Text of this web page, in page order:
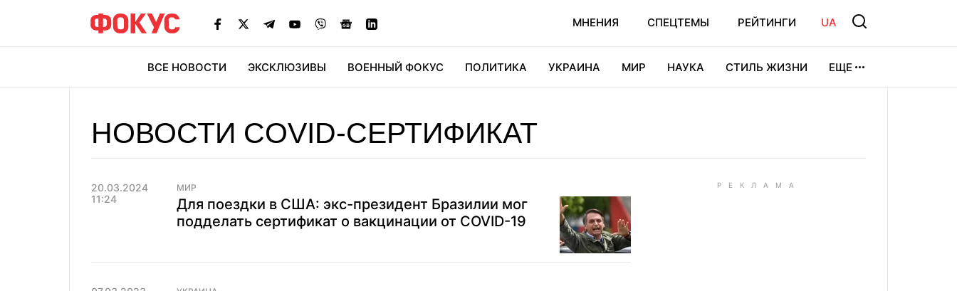
МНЕНИЯ СПЕЦТЕМЫ РЕЙТИНГИ UA
ВСЕ НОВОСТИ ЭКСКЛЮЗИВЫ ВОЕННЫЙ ФОКУС ПОЛИТИКА УКРАИНА МИР НАУКА СТИЛЬ ЖИЗНИ ЕЩЕ
НОВОСТИ COVID-СЕРТИФИКАТ
20.03.2024
11:24
МИР
Для поездки в США: экс-президент Бразилии мог
подделать сертификат о вакцинации от COVID-19